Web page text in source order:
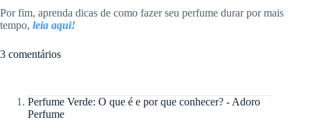
Por fim, aprenda dicas de como fazer seu perfume durar por mais
tempo, leia aqui!
3 comentários
Perfume Verde: O que é e por que conhecer? - Adoro
Perfume